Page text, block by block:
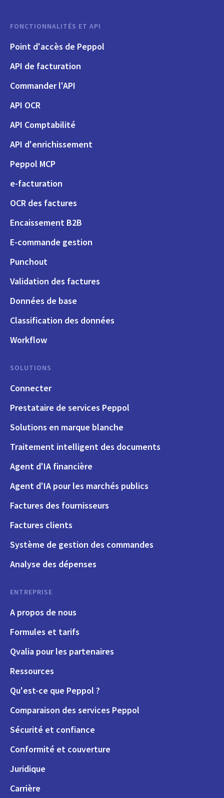
FONCTIONNALITÉS ET API
Point d'accès de Peppol
API de facturation
Commander l'API
API OCR
API Comptabilité
API d'enrichissement
Peppol MCP
e-facturation
OCR des factures
Encaissement B2B
E-commande gestion
Punchout
Validation des factures
Données de base
Classification des données
Workflow
SOLUTIONS
Connecter
Prestataire de services Peppol
Solutions en marque blanche
Traitement intelligent des documents
Agent d'IA financière
Agent d'IA pour les marchés publics
Factures des fournisseurs
Factures clients
Système de gestion des commandes
Analyse des dépenses
ENTREPRISE
A propos de nous
Formules et tarifs
Qvalia pour les partenaires
Ressources
Qu'est-ce que Peppol ?
Comparaison des services Peppol
Sécurité et confiance
Conformité et couverture
Juridique
Carrière